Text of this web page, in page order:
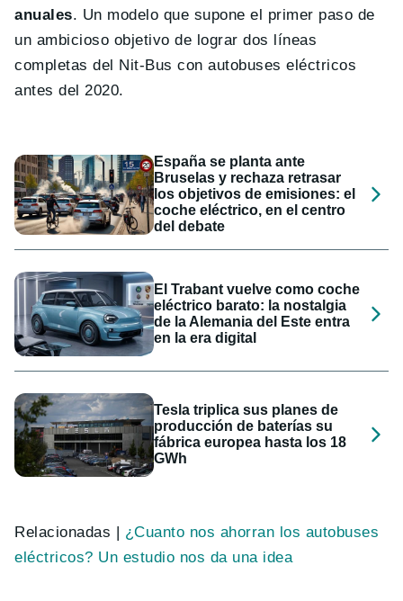
anuales. Un modelo que supone el primer paso de
un ambicioso objetivo de lograr dos líneas
completas del Nit-Bus con autobuses eléctricos
antes del 2020.
España se planta ante
Bruselas y rechaza retrasar
los objetivos de emisiones: el
coche eléctrico, en el centro
del debate
El Trabant vuelve como coche
eléctrico barato: la nostalgia
de la Alemania del Este entra
en la era digital
Tesla triplica sus planes de
producción de baterías su
fábrica europea hasta los 18
GWh
Relacionadas | ¿Cuanto nos ahorran los autobuses
eléctricos? Un estudio nos da una idea